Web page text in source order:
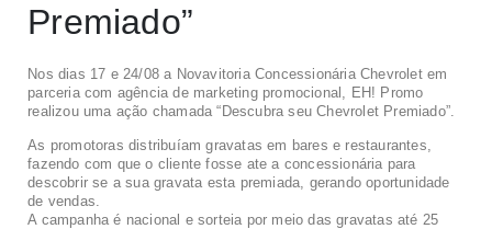
Premiado”
Nos dias 17 e 24/08 a Novavitoria Concessionária Chevrolet em
parceria com agência de marketing promocional, EH! Promo
realizou uma ação chamada “Descubra seu Chevrolet Premiado”.
As promotoras distribuíam gravatas em bares e restaurantes,
fazendo com que o cliente fosse ate a concessionária para
descobrir se a sua gravata esta premiada, gerando oportunidade
de vendas.
A campanha é nacional e sorteia por meio das gravatas até 25